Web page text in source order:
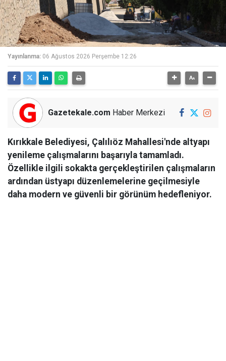
Yayınlanma: 06 Ağustos 2026 Perşembe 12:26
Gazetekale.com Haber Merkezi
Kırıkkale Belediyesi, Çalılıöz Mahallesi'nde altyapı
yenileme çalışmalarını başarıyla tamamladı.
Özellikle ilgili sokakta gerçekleştirilen çalışmaların
ardından üstyapı düzenlemelerine geçilmesiyle
daha modern ve güvenli bir görünüm hedefleniyor.